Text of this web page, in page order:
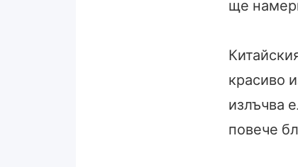
ще
красиво
излъчва
повече